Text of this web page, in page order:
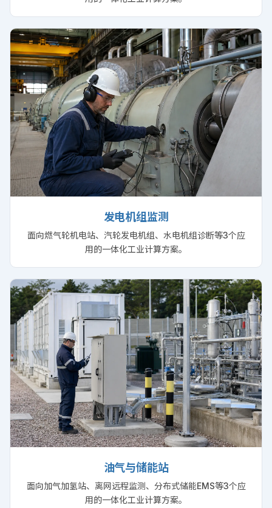
发电机组监测
面向燃气轮机电站、汽轮发电机组、水电机组诊断等3个应
用的一体化工业计算方案。
油气与储能站
面向加气加氢站、离网远程监测、分布式储能EMS等3个应
用的一体化工业计算方案。